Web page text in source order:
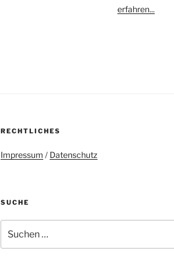
erfahren...
RECHTLICHES
Impressum / Datenschutz
SUCHE
nach: